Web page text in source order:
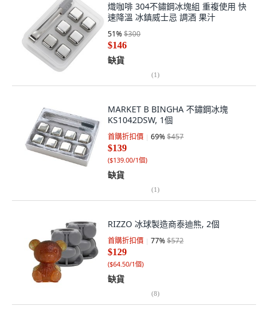
熾咖啡 304不鏽鋼冰塊組 重複使用 快
速降溫 冰鎮威士忌 調酒 果汁
51%$300
$146
缺貨
(1)
MARKET B BINGHA 不鏽鋼冰塊
KS1042DSW, 1個
首購折扣價 69%$457
$139
($139.00/1個)
缺貨
(1)
RIZZO 冰球製造商泰迪熊, 2個
首購折扣價 77%$572
$129
($64.50/1個)
缺貨
(8)